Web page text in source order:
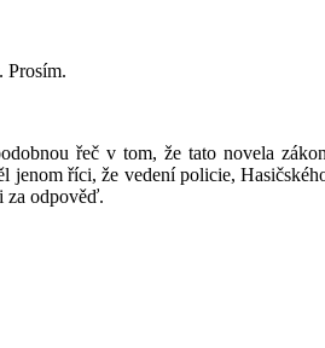
Prosím.
řeč v tom, že tato novela
říci, že vedení policie,
za odpověď.